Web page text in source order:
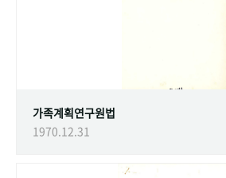
가족계획연구원법
1970.12.31